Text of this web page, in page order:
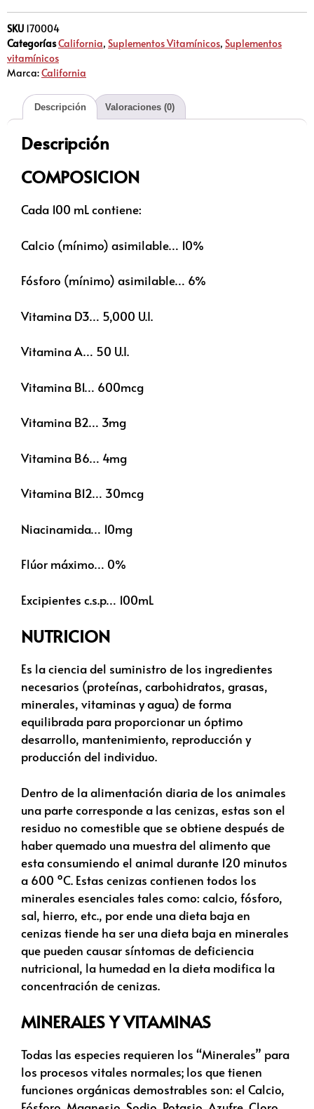
SKU 170004
CategoríasCalifornia, Suplementos Vitamínicos, Suplementos
vitamínicos
Marca:California
Descripción Valoraciones (0)
Descripción
COMPOSICION
Cada 100 mL contiene:
Calcio (mínimo) asimilable… 10%
Fósforo (mínimo) asimilable… 6%
Vitamina D3… 5,000 U.I.
Vitamina A… 50 U.I.
Vitamina B1… 600mcg
Vitamina B2… 3mg
Vitamina B6… 4mg
Vitamina B12… 30mcg
Niacinamida… 10mg
Flúor máximo… 0%
Excipientes c.s.p… 100mL
NUTRICION
Es la ciencia del suministro de los ingredientes
necesarios (proteínas, carbohidratos, grasas,
minerales, vitaminas y agua) de forma
equilibrada para proporcionar un óptimo
desarrollo, mantenimiento, reproducción y
producción del individuo.
Dentro de la alimentación diaria de los animales
una parte corresponde a las cenizas, estas son el
residuo no comestible que se obtiene después de
haber quemado una muestra del alimento que
esta consumiendo el animal durante 120 minutos
a 600 ºC. Estas cenizas contienen todos los
minerales esenciales tales como: calcio, fósforo,
sal, hierro, etc., por ende una dieta baja en
cenizas tiende ha ser una dieta baja en minerales
que pueden causar síntomas de deficiencia
nutricional, la humedad en la dieta modifica la
concentración de cenizas.
MINERALES Y VITAMINAS
Todas las especies requieren los “Minerales” para
los procesos vitales normales; los que tienen
funciones orgánicas demostrables son: el Calcio,